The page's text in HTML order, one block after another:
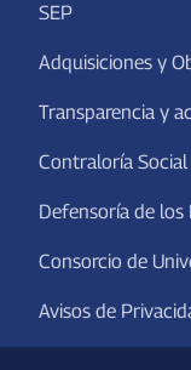
SEP
Adquisiciones y
Transparencia y
Contraloría Social
Defensoría de los
Consorcio de
Avisos de